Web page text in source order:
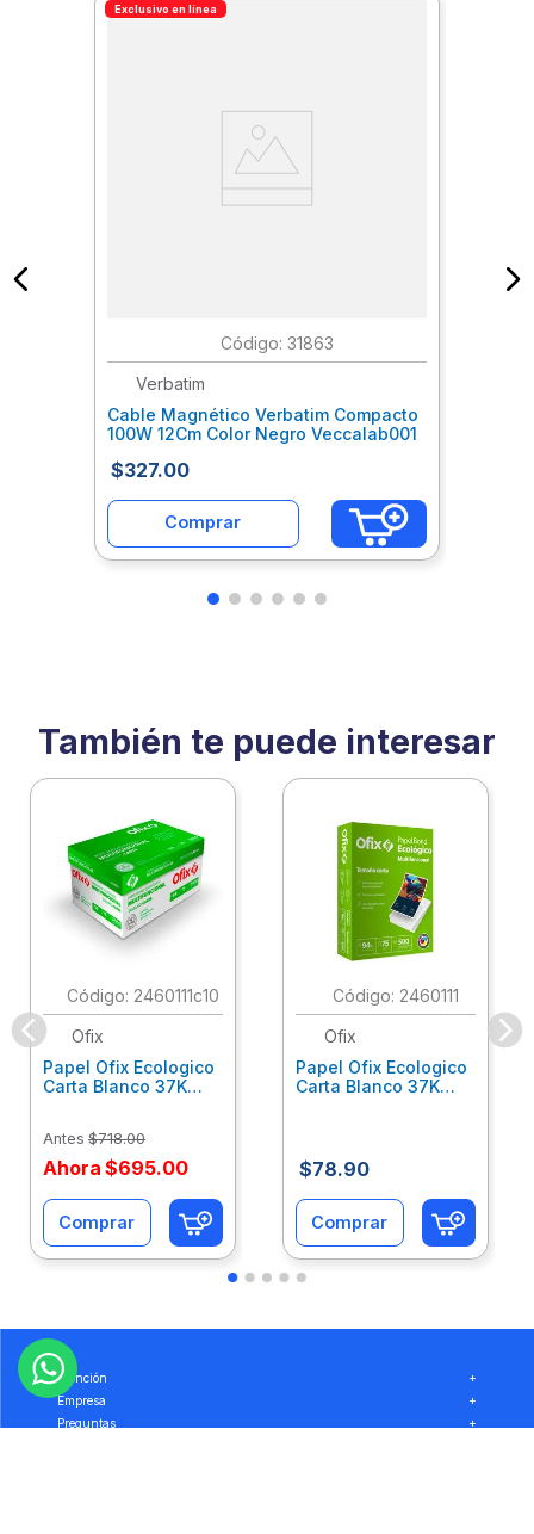
Exclusivo en línea
: 31863
Verbatim
Cable Magnético Verbatim Compacto
100W 12Cm Color Negro Veccalab001
$327.00
Comprar
También te puede interesar
: 2460111c10
Ofix
Papel Ofix Ecologico
Carta Blanco 37K
Antes $718.00
Ahora $695.00
Comprar
: 2460111
Ofix
Papel Ofix Ecologico
Carta Blanco 37K
$78.90
Comprar
Atención
+
Empresa
+
Preguntas
+